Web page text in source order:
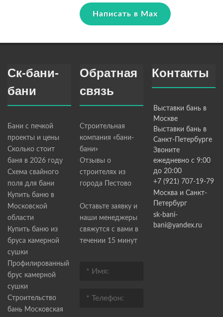
Написать в Max
Ск-бани-
бани
Бани с печкой
проекты и цены
Сколько стоит
баня в 2026 году
Схема свайного
поля для бани
Купить баню в
Московской
области
Купить баню из
бруса камерной
сушки
Профилированный
брус камерной
сушки
Строительство
бань Московская
Обратная
связь
Строительная
компания «бани-
бани»
Отзывы о
строителях из
города Пестово
Оставьте заявку и
наши менеджеры
свяжутся с вами в
течении 15 минут
Контакты
Выставки бань в
Москве
Выставки бань в
Санкт-Петербурге
Звоните
ежедневно с 9:00
до 20:00
+7 (921) 707-19-79
Москва и Санкт-
Петербург
sk-bani-
bani@yandex.ru